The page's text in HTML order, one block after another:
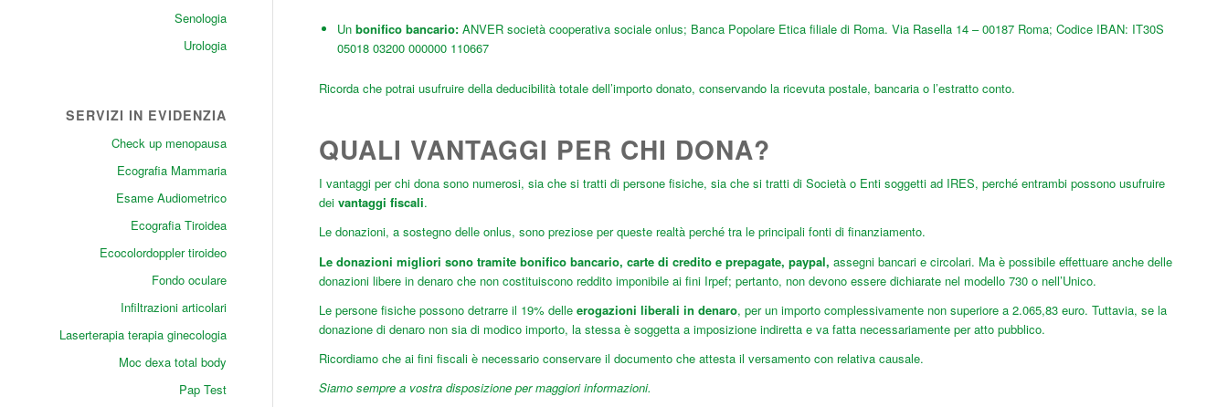
Un bonifico bancario: ANVER società cooperativa sociale onlus; Banca Popolare Etica filiale di Roma. Via Rasella 14 – 00187 Roma; Codice IBAN: IT30S
05018 03200 000000 110667
Ricorda che potrai usufruire della deducibilità totale dell’importo donato, conservando la ricevuta postale, bancaria o l’estratto conto.
QUALI VANTAGGI PER CHI DONA?
I vantaggi per chi dona sono numerosi, sia che si tratti di persone fisiche, sia che si tratti di Società o Enti soggetti ad IRES, perché entrambi possono usufruire
dei vantaggi fiscali.
Le donazioni, a sostegno delle onlus, sono preziose per queste realtà perché tra le principali fonti di finanziamento.
Le donazioni migliori sono tramite bonifico bancario, carte di credito e prepagate, paypal, assegni bancari e circolari. Ma è possibile effettuare anche delle
donazioni libere in denaro che non costituiscono reddito imponibile ai fini Irpef; pertanto, non devono essere dichiarate nel modello 730 o nell’Unico.
Le persone fisiche possono detrarre il 19% delle erogazioni liberali in denaro, per un importo complessivamente non superiore a 2.065,83 euro. Tuttavia, se la
donazione di denaro non sia di modico importo, la stessa è soggetta a imposizione indiretta e va fatta necessariamente per atto pubblico.
Ricordiamo che ai fini fiscali è necessario conservare il documento che attesta il versamento con relativa causale.
Siamo sempre a vostra disposizione per maggiori informazioni.
Senologia
Urologia
SERVIZI IN EVIDENZIA
Check up menopausa
Ecografia Mammaria
Esame Audiometrico
Ecografia Tiroidea
Ecocolordoppler tiroideo
Fondo oculare
Infiltrazioni articolari
Laserterapia terapia ginecologia
Moc dexa total body
Pap Test